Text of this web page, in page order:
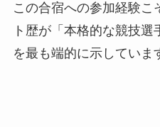
この合宿への参加経験こ
ト歴が「本格的な競技
を最も端的に示していま